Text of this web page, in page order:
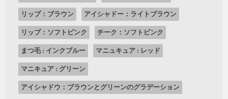
リップ：ブラウン アイシャドー：ライトブラウン
リップ：ソフトピンク チーク：ソフトピンク
まつ毛 : インクブルー マニュキュア : レッド
マニキュア : グリーン
アイシャドウ：ブラウンとグリーンのグラデーション